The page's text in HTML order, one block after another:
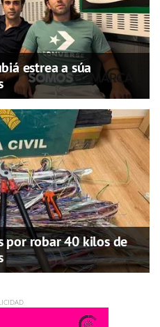
estrea a súa
por robar 40 kilos de